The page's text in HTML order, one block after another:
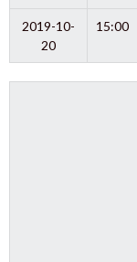
2019-10-
20
15:00